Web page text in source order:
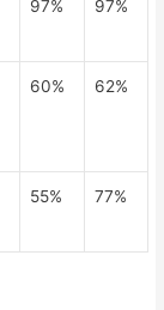
97% 97%
60% 62%
55% 77%